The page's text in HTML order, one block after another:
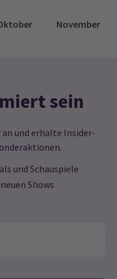
November
sein
und erhalte Insider-
und Schauspiele
Shows